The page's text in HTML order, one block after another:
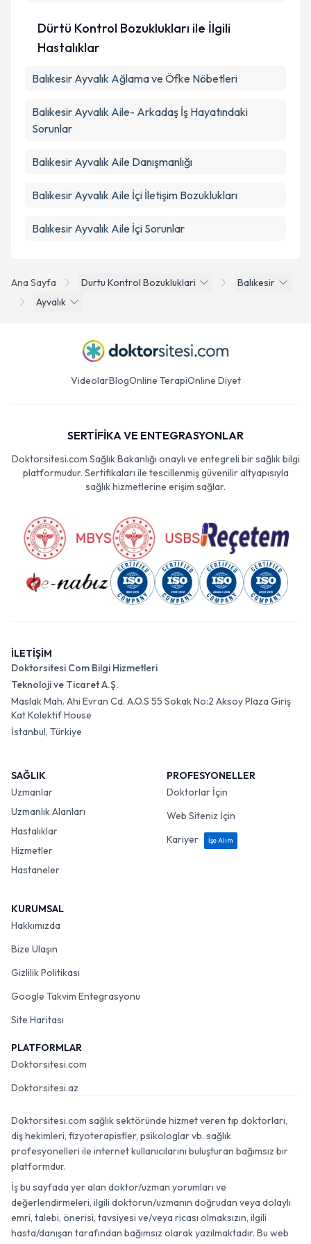
Ana Sayfa Durtu Kontrol Bozukluklari
Balıkesir
Ayvalık
Dürtü Kontrol Bozuklukları ile İlgili
Hastalıklar
Balıkesir Ayvalık Ağlama ve Öfke Nöbetleri
Balıkesir Ayvalık Aile- Arkadaş İş Hayatındaki
Sorunlar
Balıkesir Ayvalık Aile Danışmanlığı
Balıkesir Ayvalık Aile İçi İletişim Bozuklukları
Balıkesir Ayvalık Aile İçi Sorunlar
VideolarBlogOnline TerapiOnline Diyet
SERTİFİKA VE ENTEGRASYONLAR
Doktorsitesi.com Sağlık Bakanlığı onaylı ve entegreli bir sağlık bilgi
platformudur. Sertifikaları ile tescillenmiş güvenilir altyapısıyla
sağlık hizmetlerine erişim sağlar.
İLETİŞİM
Doktorsitesi Com Bilgi Hizmetleri
Teknoloji ve Ticaret A.Ş.
Maslak Mah. Ahi Evran Cd. A.O.S 55 Sokak No:2 Aksoy Plaza Giriş
Kat Kolektif House
İstanbul, Türkiye
SAĞLIK
Uzmanlar
Uzmanlık Alanları
Hastalıklar
Hizmetler
Hastaneler
PROFESYONELLER
Doktorlar İçin
Web Siteniz İçin
Kariyer
İşe Alım
KURUMSAL
Hakkımızda
Bize Ulaşın
Gizlilik Politikası
Google Takvim Entegrasyonu
Site Haritası
PLATFORMLAR
Doktorsitesi.com
Doktorsitesi.az
Doktorsitesi.com sağlık sektöründe hizmet veren tıp doktorları,
diş hekimleri, fizyoterapistler, psikologlar vb. sağlık
profesyonelleri ile internet kullanıcılarını buluşturan bağımsız bir
platformdur.
İş bu sayfada yer alan doktor/uzman yorumları ve
değerlendirmeleri, ilgili doktorun/uzmanın doğrudan veya dolaylı
emri, talebi, önerisi, tavsiyesi ve/veya ricası olmaksızın, ilgili
hasta/danışan tarafından bağımsız olarak yazılmaktadır. Bu web